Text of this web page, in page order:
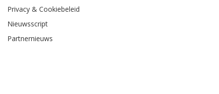
Privacy & Cookiebeleid
Nieuwsscript
Partnernieuws